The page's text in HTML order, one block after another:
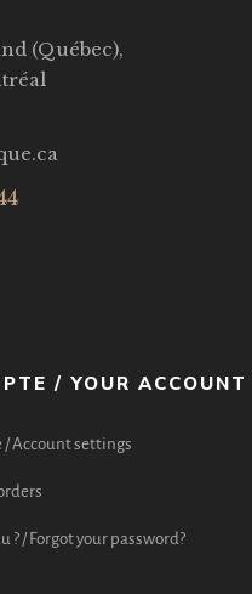
(Québec),
/ YOUR ACCOUNT
Account settings
? / Forgot your password?